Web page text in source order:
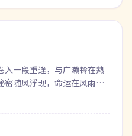
入一段重逢，与广濑铃在熟
密随风浮现，命运在风雨之